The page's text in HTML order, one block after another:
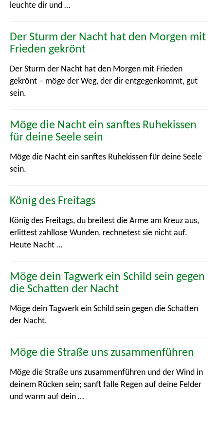
leuchte dir und …
Der Sturm der Nacht hat den Morgen mit
Frieden gekrönt
Der Sturm der Nacht hat den Morgen mit Frieden
gekrönt – möge der Weg, der dir entgegenkommt, gut
sein.
Möge die Nacht ein sanftes Ruhekissen
für deine Seele sein
Möge die Nacht ein sanftes Ruhekissen für deine Seele
sein.
König des Freitags
König des Freitags, du breitest die Arme am Kreuz aus,
erlittest zahllose Wunden, rechnetest sie nicht auf.
Heute Nacht …
Möge dein Tagwerk ein Schild sein gegen
die Schatten der Nacht
Möge dein Tagwerk ein Schild sein gegen die Schatten
der Nacht.
Möge die Straße uns zusammenführen
Möge die Straße uns zusammenführen und der Wind in
deinem Rücken sein; sanft falle Regen auf deine Felder
und warm auf dein …